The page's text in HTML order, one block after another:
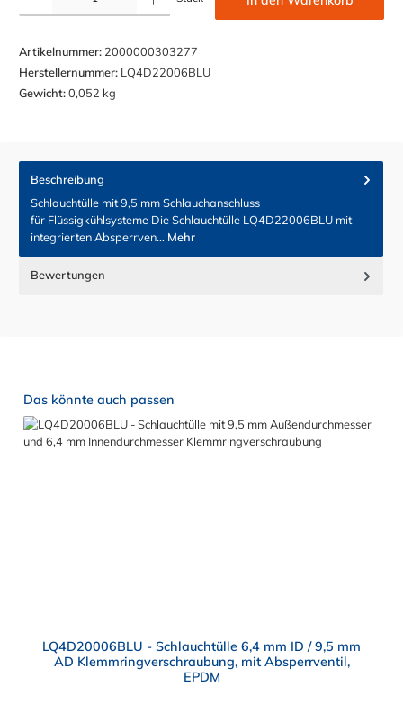
Artikelnummer: 2000000303277
Herstellernummer: LQ4D22006BLU
Gewicht:0,052 kg
Beschreibung
Schlauchtülle mit 9,5 mm Schlauchanschluss
für Flüssigkühlsysteme Die Schlauchtülle LQ4D22006BLU mit
integrierten Absperrven… Mehr
Bewertungen
Produktgalerie überspringen
Das könnte auch passen
LQ4D20006BLU - Schlauchtülle 6,4 mm ID / 9,5 mm
AD Klemmringverschraubung, mit Absperrventil,
EPDM